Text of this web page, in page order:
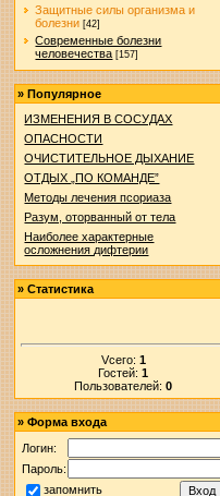
Защитные силы организма и
болезни [42]
Современные болезни
человечества [157]
»Популярное
ИЗМЕНЕНИЯ В СОСУДАХ
ОПАСНОСТИ
ОЧИСТИТЕЛЬНОЕ ДЫХАНИЕ
ОТДЫХ „ПО КОМАНДЕ”
Методы лечения псориаза
Разум, оторванный от тела
Наиболее характерные
осложнения дифтерии
»Статистика
Vсего: 1
Гостей:1
Пользователей:0
»Форма входа
Логин:
Пароль:
запомнить